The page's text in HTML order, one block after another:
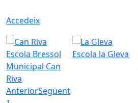
Accedeix
Escola Bressol
Municipal Can
Riva
Escola la Gleva
AnteriorSegüent